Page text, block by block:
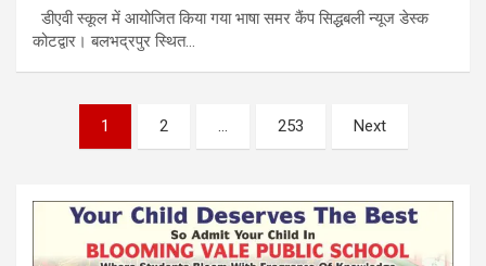
डीएवी स्कूल में आयोजित किया गया भाषा समर कैंप सिद्धबली न्यूज डेस्क
कोटद्वार। बलभद्रपुर स्थित…
pagination
1 2 … 253 Next